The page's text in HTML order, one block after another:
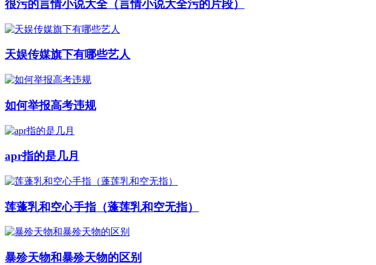
很污的言情小说大全（言情小说大全污的片段）
天娱传媒旗下有哪些艺人
如何举报高考违规
apr指的是几月
莲蓬乳和空心手指（蓬莲乳和空无指）
暴殄天物和暴殄天物的区别